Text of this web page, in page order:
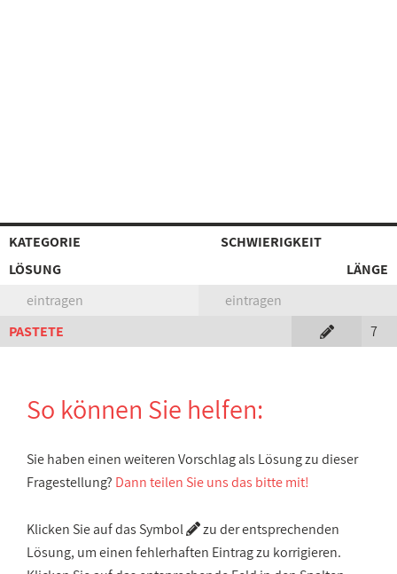
KATEGORIE
SCHWIERIGKEIT
LÖSUNG
LÄNGE
eintragen
eintragen
PASTETE
7
So können Sie helfen:
Sie haben einen weiteren Vorschlag als Lösung zu dieser
Fragestellung? Dann teilen Sie uns das bitte mit!
Klicken Sie auf das Symbol
zu der entsprechenden
Lösung, um einen fehlerhaften Eintrag zu korrigieren.